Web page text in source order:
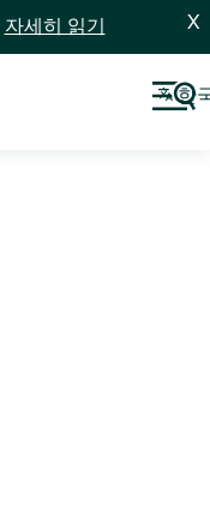
자세히 읽기 X
한